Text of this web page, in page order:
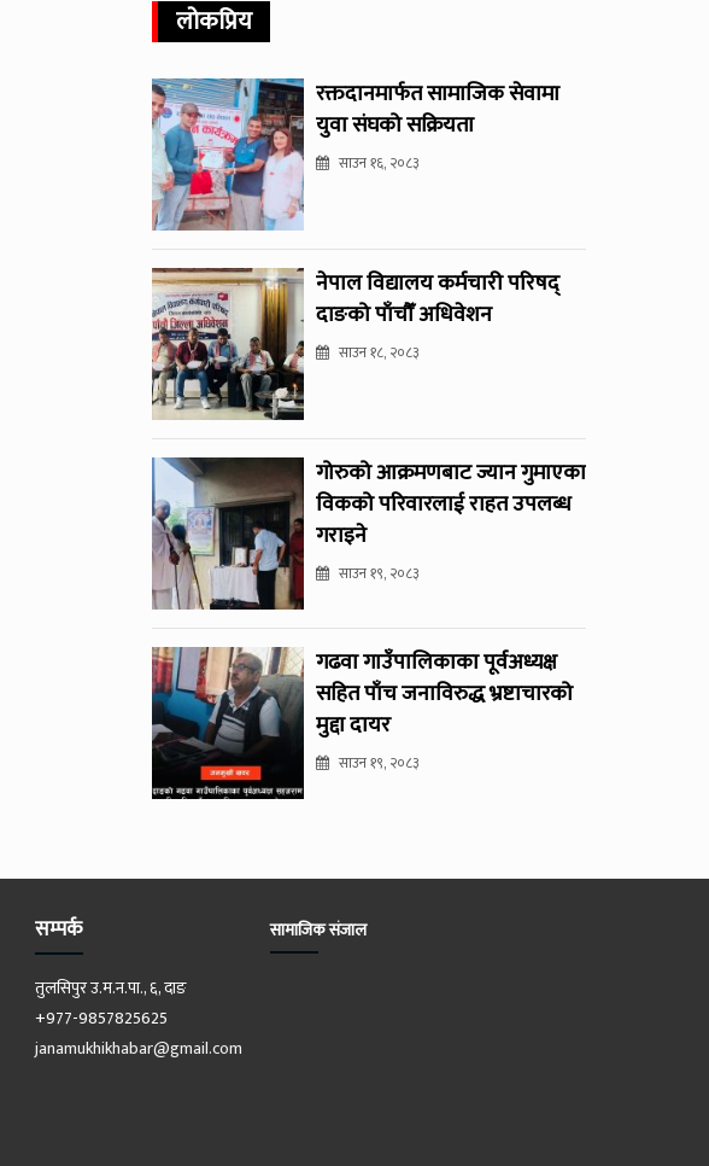
लोकप्रिय
रक्तदानमार्फत सामाजिक सेवामा
युवा संघको सक्रियता
साउन १६, २०८३
नेपाल विद्यालय कर्मचारी परिषद्
दाङको पाँचौँ अधिवेशन
साउन १८, २०८३
गोरुको आक्रमणबाट ज्यान गुमाएका
विकको परिवारलाई राहत उपलब्ध
गराइने
साउन १९, २०८३
गढवा गाउँपालिकाका पूर्वअध्यक्ष
सहित पाँच जनाविरुद्ध भ्रष्टाचारको
मुद्दा दायर
साउन १९, २०८३
सम्पर्क
तुलसिपुर उ.म.न.पा., ६, दाङ
+977-9857825625
janamukhikhabar@gmail.com
सामाजिक संजाल